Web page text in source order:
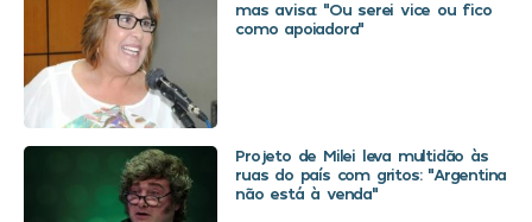
mas avisa: “Ou serei vice ou fico
como apoiadora”
Projeto de Milei leva multidão às
ruas do país com gritos: “Argentina
não está à venda”